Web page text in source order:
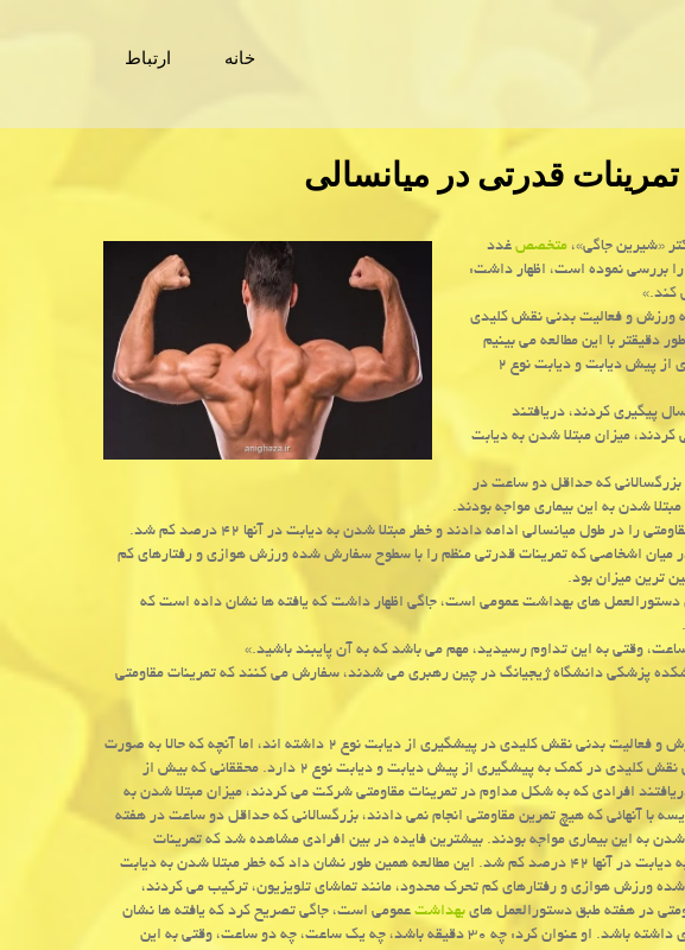
خانه ارتباط
قدرتی در میانسالی
«شیرین جاگی»، متخصص غدد
را بررسی نموده است، اظهار داشت:
کند.»
ورزش و فعالیت بدنی نقش کلیدی
که حالا به طور دقیقتر با این مطالعه می بینیم
اینست که تمرینات مقاومتی نقش کلیدی در کمک به جلوگیری از پیش دیابت و دیابت نوع ۲
که بیشتر از ۱۴۳۰۰۰ بزرگسال آمریکایی را تا ۱۹ سال پیگیری کردند، دریافتند
میزان مبتلا شدن به دیابت
بزرگسالانی که حداقل دو ساعت در
طول میانسالی ادامه دادند و خطر مبتلا شدن به دیابت در آنها ۴۲ درصد کم شد.
میان اشخاصی که تمرینات قدرتی منظم را با سطوح سفارش شده ورزش هوازی و رفتارهای کم
ترین میزان بود.
های بهداشت عمومی است، جاگی اظهار داشت که یافته ها نشان داده است که
پزشکی دانشگاه ژیجیانگ در چین رهبری می شدند، سفارش می کنند که تمرینات مقاومتی
وی در یک بیانیه خبری افزود: ما در گذشته دیده ایم که ورزش و فعالیت بدنی نقش کلیدی در پیشگیری از دیابت نوع ۲ داشته اند، اما آنچه که حالا به صورت
دقیقتر با این مطالعه می بینیم این است که تمرینات مقاومتی نقش کلیدی در کمک به پیشگیری از پیش دیابت و دیابت نوع ۲ دارد. محققانی که بیش از
تا ۱۹ سال پیگیری کردند، دریافتند افرادی که به شکل مداوم در تمرینات مقاومتی شرکت می کردند، میزان مبتلا شدن به
مقایسه با آنهائی که هیچ تمرین مقاومتی انجام نمی دادند، بزرگسالانی که حداقل دو ساعت در هفته
۲۷ درصد کمتر با خطر مبتلا شدن به این بیماری مواجه بودند. بیشترین فایده در بین افرادی مشاهده شد که تمرینات
مقاومتی را در طول میانسالی ادامه دادند و خطر مبتلا شدن به دیابت در آنها ۴۲ درصد کم شد. این مطالعه همین طور نشان داد که خطر مبتلا شدن به دیابت
شده ورزش هوازی و رفتارهای کم تحرک محدود، مانند تماشای تلویزیون، ترکیب می کردند،
در هفته طبق دستورالعمل های بهداشت عمومی است، جاگی تصریح کرد که یافته ها نشان
داده است که تداوم طولانی مدت امکان دارد اهمیت بیشتری داشته باشد. او عنوان کرد: چه ۳۰ دقیقه باشد، چه یک ساعت، چه دو ساعت، وقتی به این